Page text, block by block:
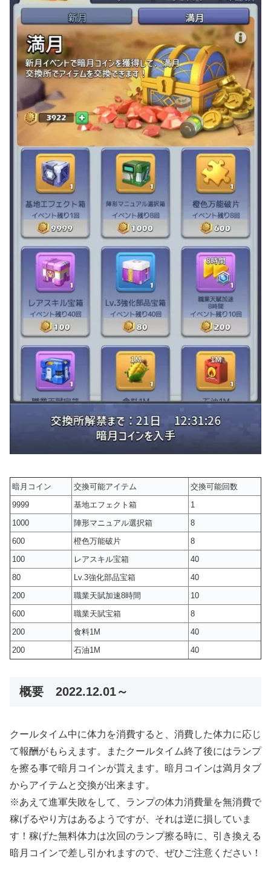
暗月コイン 交換可能アイテム
交換可能回数
9999
基地エフェクト箱
1
1000
陣形マニュアル選択箱
8
600
橙色万能破片
8
100
レアスキル宝箱
40
80
Lv.3強化部品宝箱
40
200
職業天賦加速8時間
10
600
職業天賦宝箱
8
200
食料1M
40
200
石油1M 40
概要 2022.12.01～
クールタイム中に体力を消費すると、消費した体力に応じ
て報酬がもらえます。またクールタイム終了後にはランプ
を擦る事で暗月コインが貰えます。暗月コインは満月タブ
からアイテムと交換が出来ます。
※あえて進軍失敗をして、ランプの体力消費量を無消費で
稼げるやり方はあるようですが、それは逆に損していま
す！稼げた無料体力は次回のランプ擦る時に、引き換える
暗月コインで差し引かれますので、ぜひご注意ください！